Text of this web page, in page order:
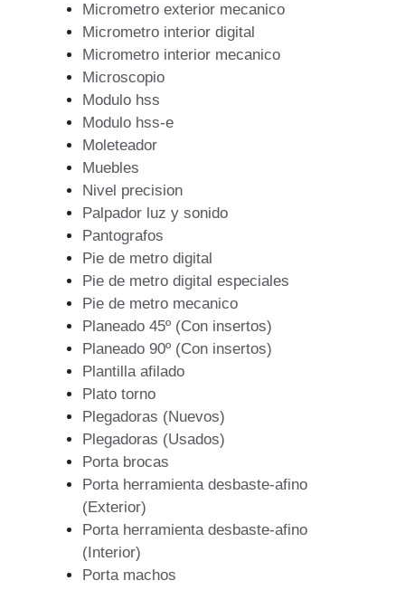
Micrometro exterior mecanico
Micrometro interior digital
Micrometro interior mecanico
Microscopio
Modulo hss
Modulo hss-e
Moleteador
Muebles
Nivel precision
Palpador luz y sonido
Pantografos
Pie de metro digital
Pie de metro digital especiales
Pie de metro mecanico
Planeado 45º (Con insertos)
Planeado 90º (Con insertos)
Plantilla afilado
Plato torno
Plegadoras (Nuevos)
Plegadoras (Usados)
Porta brocas
Porta herramienta desbaste-afino
(Exterior)
Porta herramienta desbaste-afino
(Interior)
Porta machos